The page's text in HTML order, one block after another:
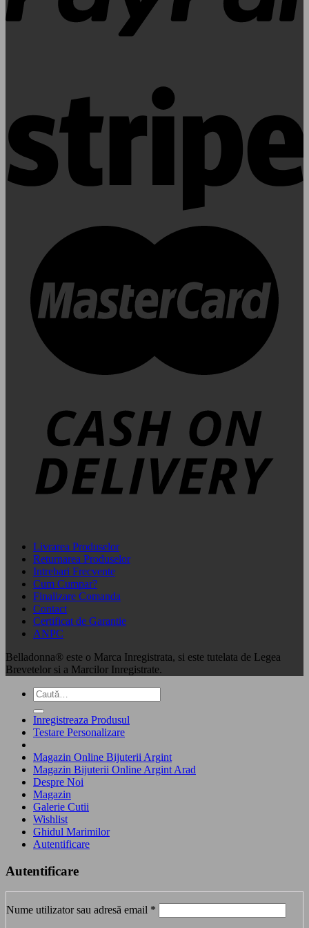
Livrarea Produselor
Returnarea Produselor
Intrebari Frecvente
Cum Cumpar?
Finalizare Comanda
Contact
Certificat de Garantie
ANPC
Belladonna® este o Marca Inregistrata, si este tutelata de Legea
Brevetelor si a Marcilor Inregistrate.
Caută
după:
Inregistreaza Produsul
Testare Personalizare
Magazin Online Bijuterii Argint
Magazin Bijuterii Online Argint Arad
Despre Noi
Magazin
Galerie Cutii
Wishlist
Ghidul Marimilor
Autentificare
Autentificare
Nume utilizator sau adresă email *